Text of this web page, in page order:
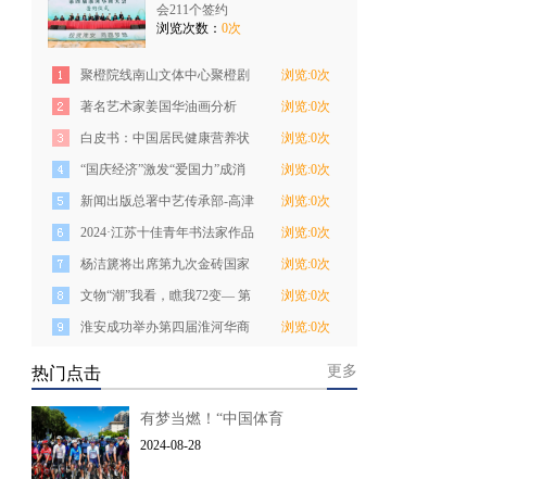
会211个签约
浏览次数： 0次
聚橙院线南山文体中心聚橙剧
院十周年暨经典
浏览:0次
著名艺术家姜国华油画分析 浏览:0次
白皮书：中国居民健康营养状
况明显改善
浏览:0次
“国庆经济”激发“爱国力”成消
费新热点
浏览:0次
新闻出版总署中艺传承部-高津
滔
浏览:0次
2024·江苏十佳青年书法家作品
展在江苏省现
浏览:0次
杨洁篪将出席第九次金砖国家
安全事务高级代
浏览:0次
文物“潮”我看，瞧我72变— 第
二届长治文
浏览:0次
淮安成功举办第四届淮河华商
浏览:0次
热门点击 更多
有梦当燃！“中国体育
2024-08-28